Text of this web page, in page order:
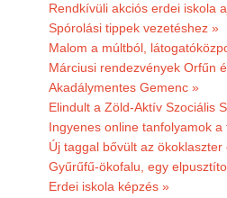
Rendkívüli akciós erdei iskola
Spórolási tippek vezetéshez »
Malom a múltból,
Márciusi rendezvények Orfűn
Akadálymentes Gemenc »
Elindult a Zöld-Aktív Szociális
Ingyenes online tanfolyamok
Új taggal bővült az ökoklaszter
Gyűrűfű-ökofalu, egy
Erdei iskola képzés »